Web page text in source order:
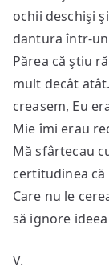
ochii deschişi
dantura într-
Părea că ştiu
mult decât
creasem, Eu
Mie îmi erau
Mă sfârtecau
certitudinea că
Care nu le
să ignore
V.